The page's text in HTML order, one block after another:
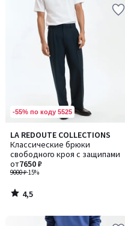
-55% по коду 5525
LA REDOUTE COLLECTIONS
Классические брюки
свободного кроя с защипами
9000 ₽-15%
от7650 ₽
4,5
/ 5
4,5
/